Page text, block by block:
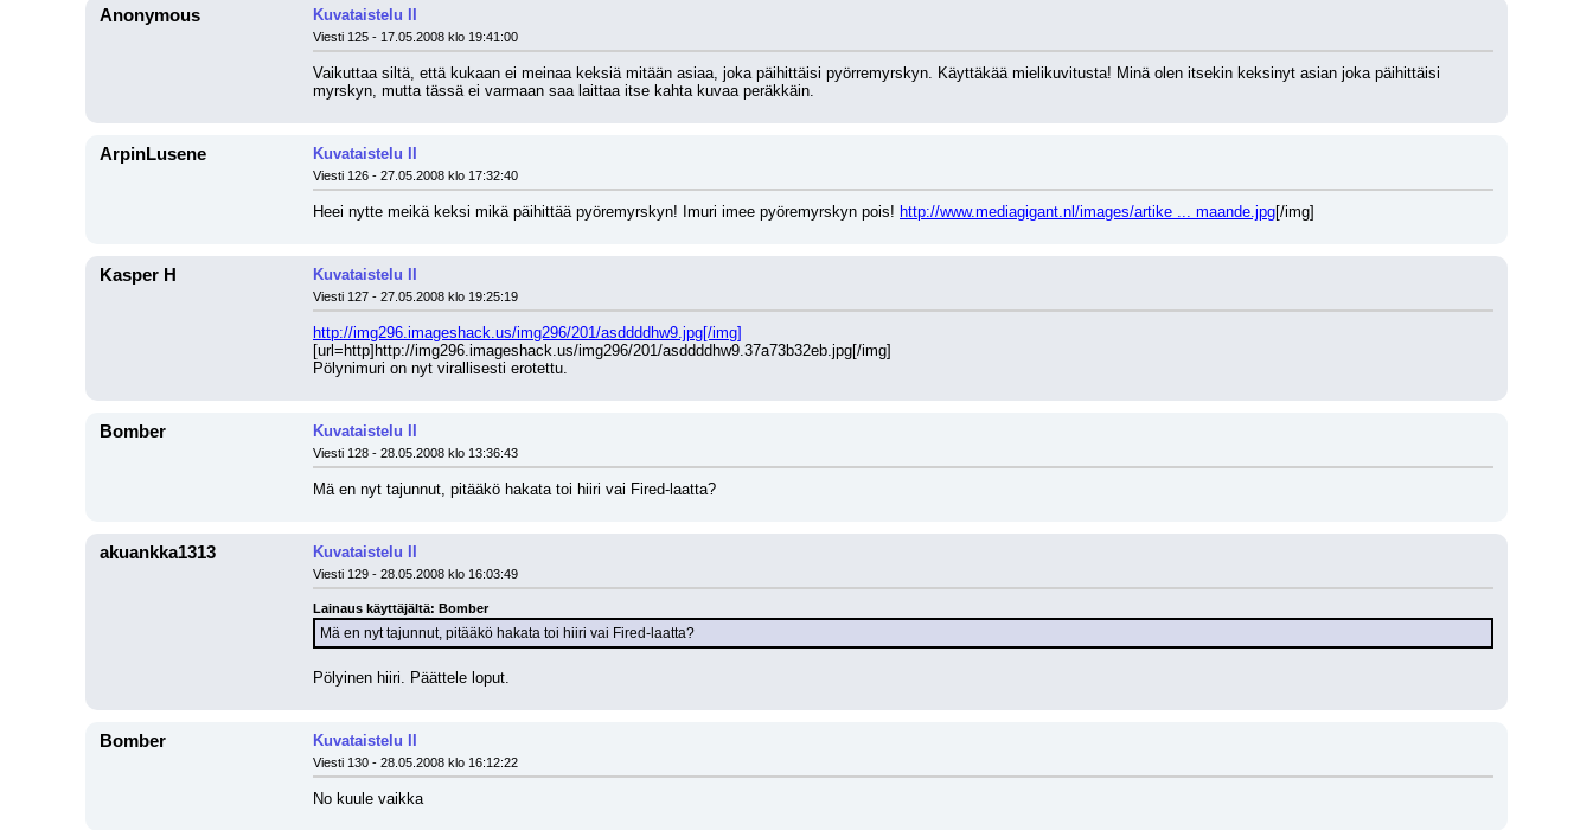
Anonymous Kuvataistelu II
Viesti 125 - 17.05.2008 klo 19:41:00
Vaikuttaa siltä, että kukaan ei meinaa keksiä mitään asiaa, joka päihittäisi pyörremyrskyn. Käyttäkää mielikuvitusta! Minä olen itsekin keksinyt asian joka päihittäisi
myrskyn, mutta tässä ei varmaan saa laittaa itse kahta kuvaa peräkkäin.
ArpinLusene Kuvataistelu II
Viesti 126 - 27.05.2008 klo 17:32:40
Heei nytte meikä keksi mikä päihittää pyöremyrskyn! Imuri imee pyöremyrskyn pois! http://www.mediagigant.nl/images/artike ... maande.jpg[/img]
Kasper H Kuvataistelu II
Viesti 127 - 27.05.2008 klo 19:25:19
http://img296.imageshack.us/img296/201/asddddhw9.jpg[/img]
[url=http]http://img296.imageshack.us/img296/201/asddddhw9.37a73b32eb.jpg[/img]
Pölynimuri on nyt virallisesti erotettu.
Bomber Kuvataistelu II
Viesti 128 - 28.05.2008 klo 13:36:43
Mä en nyt tajunnut, pitääkö hakata toi hiiri vai Fired-laatta?
akuankka1313 Kuvataistelu II
Viesti 129 - 28.05.2008 klo 16:03:49
Lainaus käyttäjältä: Bomber
Mä en nyt tajunnut, pitääkö hakata toi hiiri vai Fired-laatta?
Pölyinen hiiri. Päättele loput.
Bomber Kuvataistelu II
Viesti 130 - 28.05.2008 klo 16:12:22
No kuule vaikka